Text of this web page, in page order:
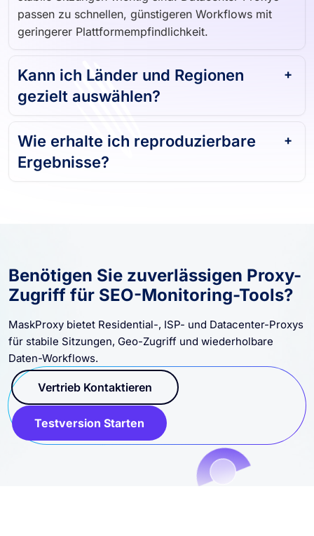
passen zu schnellen, günstigeren Workflows mit
geringerer Plattformempfindlichkeit.
Kann ich Länder und Regionen
gezielt auswählen?
Wie erhalte ich reproduzierbare
Ergebnisse?
Benötigen Sie zuverlässigen Proxy-
Zugriff für SEO-Monitoring-Tools?
MaskProxy bietet Residential-, ISP- und Datacenter-Proxys
für stabile Sitzungen, Geo-Zugriff und wiederholbare
Daten-Workflows.
Vertrieb Kontaktieren
Testversion Starten